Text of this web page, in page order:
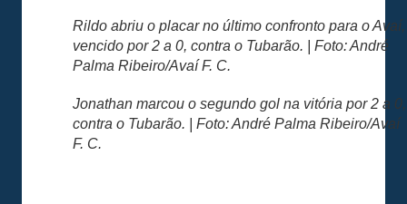
Rildo abriu o placar no último confronto para o Avaí,
vencido por 2 a 0, contra o Tubarão. | Foto: André
Palma Ribeiro/Avaí F. C.
Jonathan marcou o segundo gol na vitória por 2 a 0,
contra o Tubarão. | Foto: André Palma Ribeiro/Avaí
F. C.